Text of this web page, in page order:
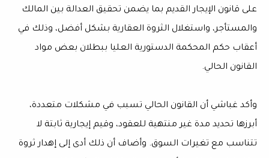
على قانون الإيجار القديم بما يضمن تحقيق العدالة بين المالك
والمستأجر، واستغلال الثروة العقارية بشكل أفضل، وذلك في
أعقاب حكم المحكمة الدستورية العليا ببطلان بعض مواد
القانون الحالي.
وأكد غباشي أن القانون الحالي تسبب في مشكلات متعددة،
أبرزها تحديد مدة غير منتهية للعقود، وقيم إيجارية ثابتة لا
تتناسب مع تغيرات السوق. وأضاف أن ذلك أدى إلى إهدار ثروة